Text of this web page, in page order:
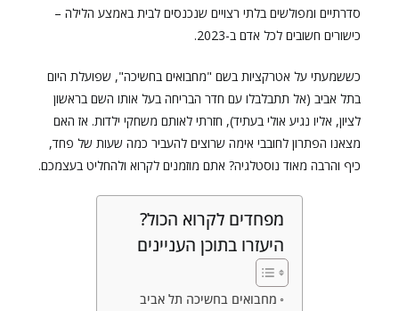
סדרתיים ומפולשים בלתי רצויים שנכנסים לבית באמצע הלילה –
כישורים חשובים לכל אדם ב-2023.
כששמעתי על אטרקציות בשם "מחבואים בחשיכה", שפועלת היום
בתל אביב (אל תתבלבלו עם חדר הבריחה בעל אותו השם בראשון
לציון, אליו נגיע אולי בעתיד), חזרתי לאותם משחקי ילדות. אז האם
מצאנו הפתרון לחובבי אימה שרוצים להעביר כמה שעות של פחד,
כיף והרבה מאוד נוסטלגיה? אתם מוזמנים לקרוא ולהחליט בעצמכם.
מפחדים לקרוא הכול?
היעזרו בתוכן העניינים
מחבואים בחשיכה תל אביב